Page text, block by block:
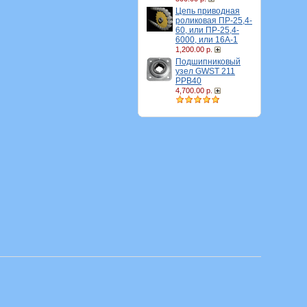
Цепь приводная
роликовая ПР-25,4-
60, или ПР-25,4-
6000, или 16A-1
1,200.00 р.
Подшипниковый
узел GWST 211
PPB40
4,700.00 р.